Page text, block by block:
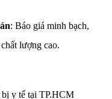
: Báo giá minh bạch,
lượng cao.